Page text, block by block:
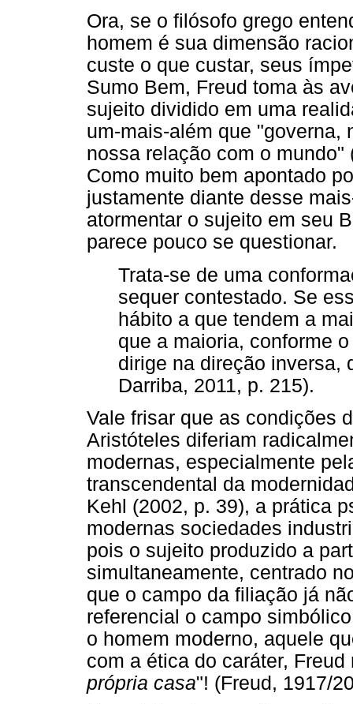
Ora, se o filósofo grego
homem é sua dimensão
custe o que custar, seus
Sumo Bem, Freud toma às
sujeito dividido em uma
um-mais-além que "governa,
nossa relação com o
Como muito bem apontado
justamente diante desse
atormentar o sujeito em seu
parece pouco se questionar.
Trata-se de uma
sequer contestado. Se
hábito a que tendem a
que a maioria, conforme
dirige na direção inversa,
Darriba, 2011, p. 215).
Vale frisar que as condições
Aristóteles diferiam
modernas, especialmente
transcendental da
Kehl (2002, p. 39), a prática
modernas sociedades
pois o sujeito produzido a
simultaneamente, centrado
que o campo da filiação já
referencial o campo
o homem moderno, aquele
com a ética do caráter, Freud
própria casa"! (Freud, 1917/